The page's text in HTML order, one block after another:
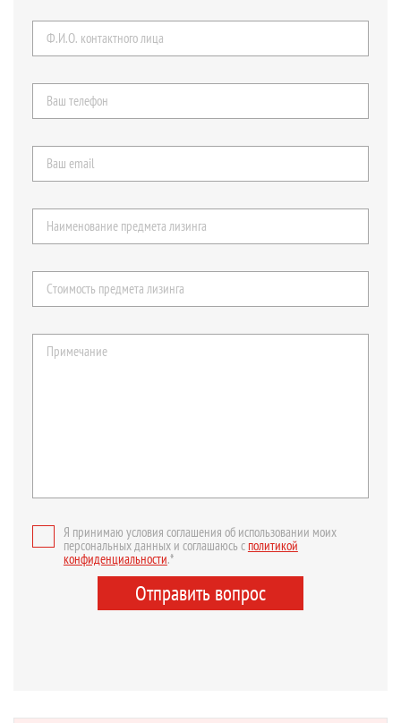
Я принимаю условия соглашения об использовании моих
персональных данных и соглашаюсь сполитикой
конфиденциальности.*
Отправить вопрос